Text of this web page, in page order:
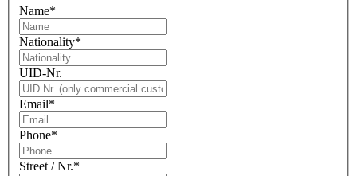
Name*
Nationality*
UID-Nr.
Email*
Phone*
Street / Nr.*